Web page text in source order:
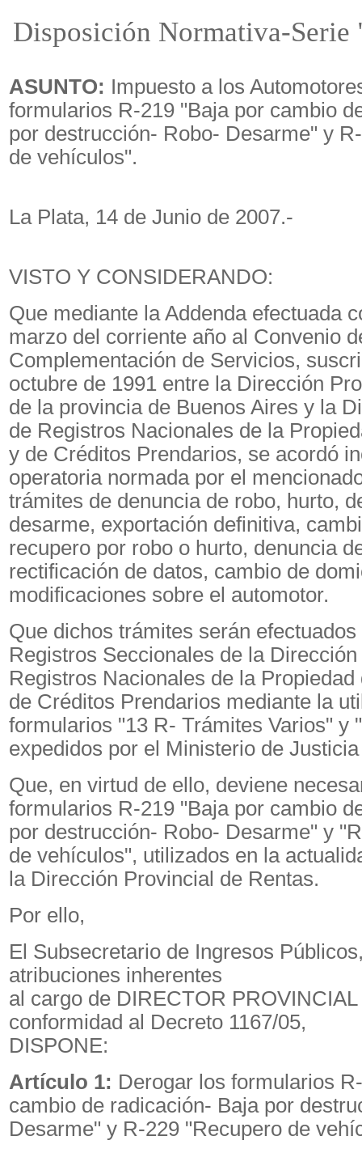
Disposición Normativa-Serie
ASUNTO: Impuesto a los
formularios R-219 "Baja por cambio
por destrucción- Robo- Desarme" y
de vehículos".
La Plata, 14 de Junio de 2007.-
VISTO Y CONSIDERANDO:
Que mediante la Addenda efectuada
marzo del corriente año al Convenio
Complementación de Servicios,
octubre de 1991 entre la Dirección
de la provincia de Buenos Aires y la
de Registros Nacionales de la
y de Créditos Prendarios, se acordó
operatoria normada por el
trámites de denuncia de robo, hurto,
desarme, exportación definitiva,
recupero por robo o hurto, denuncia
rectificación de datos, cambio de
modificaciones sobre el automotor.
Que dichos trámites serán
Registros Seccionales de la
Registros Nacionales de la Propiedad
de Créditos Prendarios mediante la
formularios "13 R- Trámites Varios" y
expedidos por el Ministerio de
Que, en virtud de ello, deviene
formularios R-219 "Baja por cambio
por destrucción- Robo- Desarme" y
de vehículos", utilizados en la
la Dirección Provincial de Rentas.
Por ello,
El Subsecretario de Ingresos
atribuciones inherentes
al cargo de DIRECTOR
conformidad al Decreto 1167/05,
DISPONE:
Artículo 1: Derogar los formularios
cambio de radicación- Baja por
Desarme" y R-229 "Recupero de